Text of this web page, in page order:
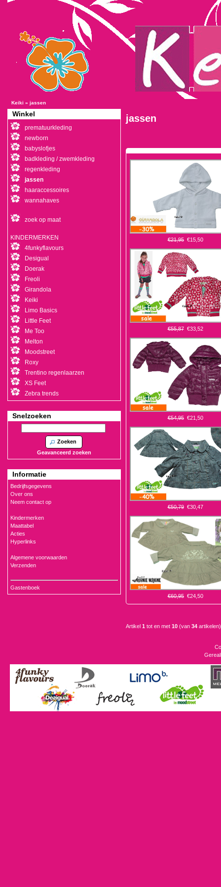
Keiki » jassen
jassen
€21,95 €15,50
€55,87 €33,52
€54,95 €21,50
€50,79 €30,47
€60,95 €24,50
Artikel 1 tot en met 10 (van 34 artikelen)
Winkel
prematuurkleding
newborn
babyslofjes
badkleding / zwemkleding
regenkleding
jassen
haaraccessoires
wannahaves
zoek op maat
KINDERMERKEN
4funkyflavours
Desigual
Doerak
Freoli
Girandola
Keiki
Limo Basics
Little Feet
Me Too
Melton
Moodstreet
Roxy
Trentino regenlaarzen
XS Feet
Zebra trends
Snelzoeken
Zoeken
Geavanceerd zoeken
Informatie
Bedrijfsgegevens
Over ons
Neem contact op
Kindermerken
Maattabel
Acties
Hyperlinks
Algemene voorwaarden
Verzenden
Gastenboek